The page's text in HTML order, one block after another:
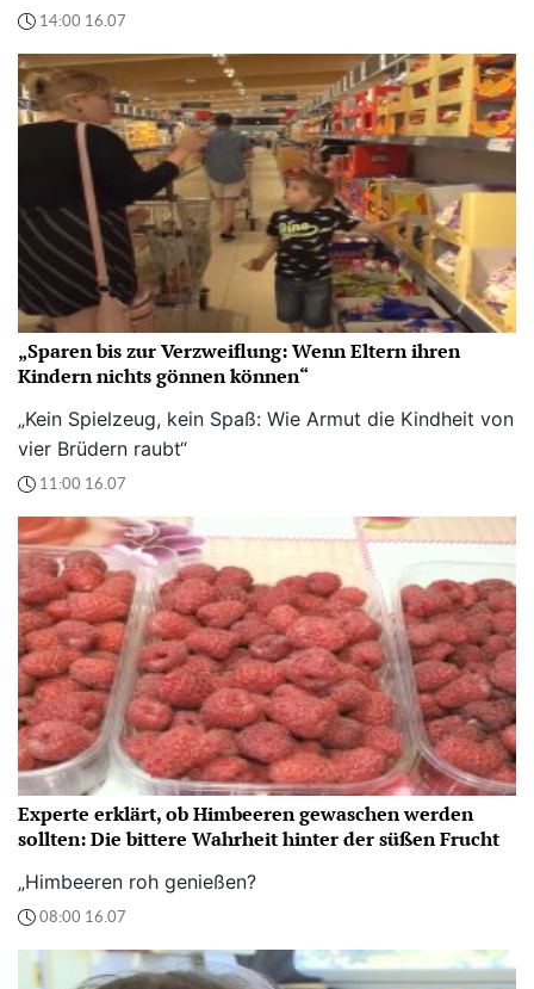
14:00 16.07
„Sparen bis zur Verzweiflung: Wenn Eltern ihren
Kindern nichts gönnen können“
„Kein Spielzeug, kein Spaß: Wie Armut die Kindheit von
vier Brüdern raubt“
11:00 16.07
Experte erklärt, ob Himbeeren gewaschen werden
sollten: Die bittere Wahrheit hinter der süßen Frucht
„Himbeeren roh genießen?
08:00 16.07